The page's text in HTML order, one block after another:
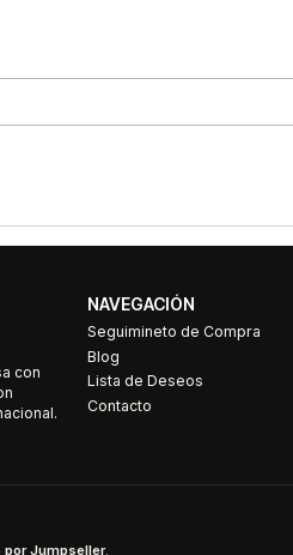
con
NAVEGACIÓN
Seguimineto de Compra
Blog
Lista de Deseos
Contacto
por Jumpseller.